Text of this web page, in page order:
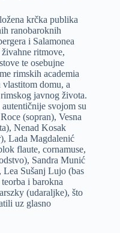
krčka publika
ranobaroknih
i Salamonea
ritmove,
te osebujne
rimskih academia
domu, a
javnog života.
svojom su
(sopran), Vesna
Nenad Kosak
Lada Magdalenić
flaute, cornamuse,
Sandra Munić
Sušanj Lujo (bas
i barokna
(udaraljke), što
uz glasno